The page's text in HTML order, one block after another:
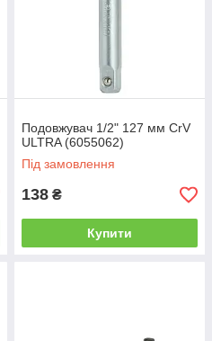
Подовжувач 1/2" 127 мм CrV
ULTRA (6055062)
Під замовлення
138 ₴
Купити